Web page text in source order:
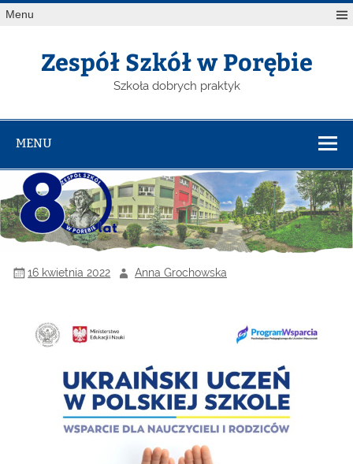
Menu
Zespół Szkół w Porębie
Szkoła dobrych praktyk
MENU
16 kwietnia 2022 Anna Grochowska